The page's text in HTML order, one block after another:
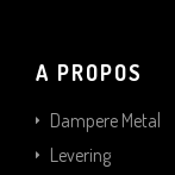
A PROPOS
Dampere Metal
Levering